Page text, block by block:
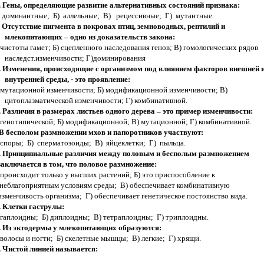
Гены, определяющие развитие альтернативных состояний признака:
Б) аллельные; В) рецессивные; Г) мутантные.
Отсутствие пигмента в покровах птиц, земноводных, рептилий и
млекопитающих – одно из доказательств закона:
гамет; Б) сцепленного наследования генов; В) гомологических рядов
наследст.изменчивости; Г)доминирования
Изменения, происходящие с организмом под влиянием факторов внешней
внутренней среды, - это проявление:
изменчивости; Б) модификационной изменчивости; В)
цитоплазматической изменчивости; Г) комбинативной.
Различия в размерах листьев одного дерева – это пример изменчивости:
Б) модификационной; В) мутационной; Г) комбинативной.
бесполом размножении мхов и папоротников участвуют:
Б) сперматозоиды; В) яйцеклетки; Г) пыльца.
Принципиальные различия между половым и бесполым размножением
в том, что половое размножение:
только у высших растений; Б) это приспособление к
условиям среды; В) обеспечивает комбинативную
организма; Г) обеспечивает генетическое постоянство вида.
Клетки гаструлы:
Б) диплоидны; В) тетраплоидны; Г) триплоидны.
Из эктодермы у млекопитающих образуются:
и ногти; Б) скелетные мышцы; В) легкие; Г) хрящи.
Чистой линией называется: